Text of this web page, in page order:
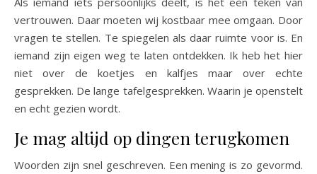
vertrouwen. Daar moeten wij kostbaar mee omgaan. Door
vragen te stellen. Te spiegelen als daar ruimte voor is. En
iemand zijn eigen weg te laten ontdekken. Ik heb het hier
niet over de koetjes en kalfjes maar over echte
gesprekken. De lange tafelgesprekken. Waarin je openstelt
en echt gezien wordt.
Je mag altijd op dingen terugkomen
Woorden zijn snel geschreven. Een mening is zo gevormd.